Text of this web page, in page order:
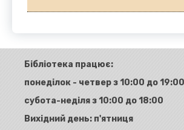
Бібліотека працює:
понеділок - четвер з 10:00 до 19:00
субота-неділя з 10:00 до 18:00
Вихідний день: п'ятниця